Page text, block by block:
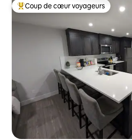
Coups de cœur voyageurs les plus
Coup de cœur voyageurs